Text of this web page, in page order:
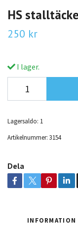
HS
250 kr
I lager.
Lagersaldo: 1
Artikelnummer: 3154
Dela
INFORMATION